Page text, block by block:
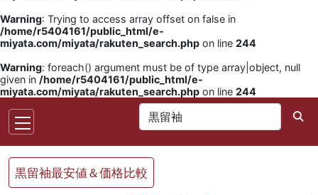
Warning: Trying to access array offset on false in
/home/r5404161/public_html/e-
miyata.com/miyata/rakuten_search.php on line 244
Warning: foreach() argument must be of type array|object, null
given in /home/r5404161/public_html/e-
miyata.com/miyata/rakuten_search.php on line 244
黒留袖最安値＆価格比較